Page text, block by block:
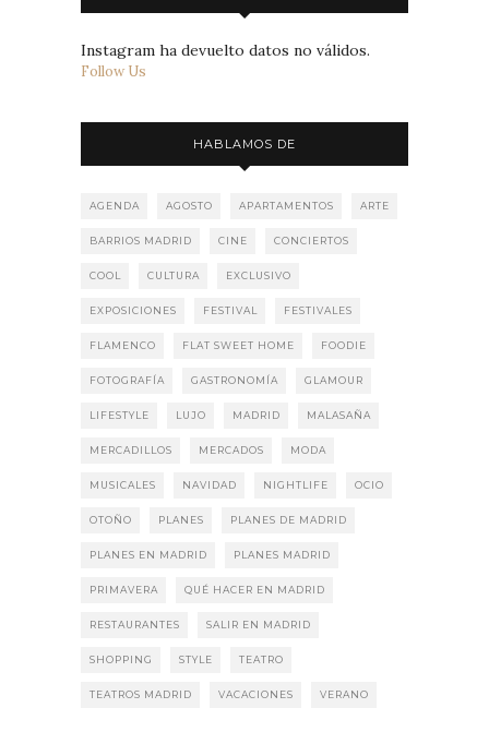
Instagram ha devuelto datos no válidos.
Follow Us
HABLAMOS DE
AGENDA AGOSTO APARTAMENTOS ARTE
BARRIOS MADRID CINE CONCIERTOS
COOL CULTURA EXCLUSIVO
EXPOSICIONES FESTIVAL FESTIVALES
FLAMENCO FLAT SWEET HOME FOODIE
FOTOGRAFÍA GASTRONOMÍA GLAMOUR
LIFESTYLE LUJO MADRID MALASAÑA
MERCADILLOS MERCADOS MODA
MUSICALES NAVIDAD NIGHTLIFE OCIO
OTOÑO PLANES PLANES DE MADRID
PLANES EN MADRID PLANES MADRID
PRIMAVERA QUÉ HACER EN MADRID
RESTAURANTES SALIR EN MADRID
SHOPPING STYLE TEATRO
TEATROS MADRID VACACIONES VERANO